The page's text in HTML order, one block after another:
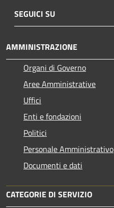
SEGUICI SU
AMMINISTRAZIONE
Organi di Governo
Aree Amministrative
Uffici
Enti e fondazioni
Politici
Personale Amministrativo
Documenti e dati
CATEGORIE DI SERVIZIO